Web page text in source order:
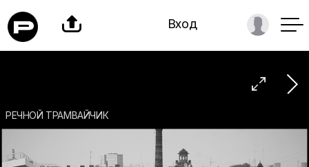
 Вход

РЕЧНОЙ ТРАМВАЙЧИК